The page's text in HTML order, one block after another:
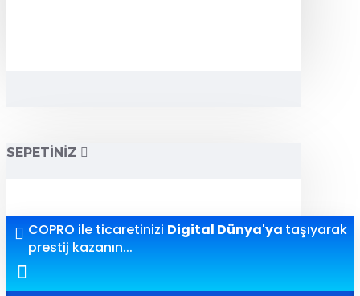
SEPETINIZ
COPRO ile ticaretinizi Digital Dünya'ya taşıyarak
prestij kazanın...